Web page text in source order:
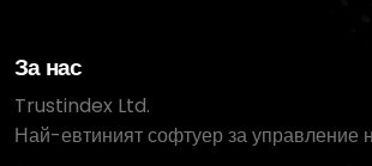
За нас
Trustindex Ltd.
Най-евтиният софтуер за управление